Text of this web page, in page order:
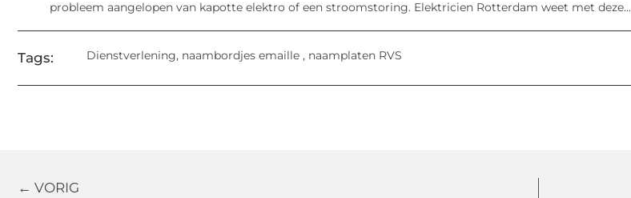
probleem aangelopen van kapotte elektro of een stroomstoring. Elektricien Rotterdam weet met deze...
Tags: Dienstverlening, naambordjes emaille , naamplaten RVS
← VORIG